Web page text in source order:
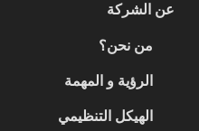
عن الشركة
من نحن؟
الرؤية و المهمة
الهيكل التنظيمي